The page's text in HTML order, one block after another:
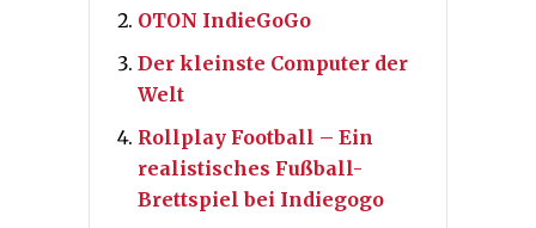
OTON IndieGoGo
Der kleinste Computer der
Welt
Rollplay Football – Ein
realistisches Fußball-
Brettspiel bei Indiegogo